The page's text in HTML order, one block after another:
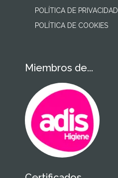
POLÍTICA DE PRIVACIDAD
POLÍTICA DE COOKIES
Miembros de...